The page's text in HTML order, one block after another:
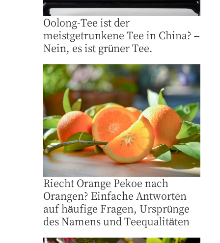
Oolong-Tee ist der
meistgetrunkene Tee in China? –
Nein, es ist grüner Tee.
Riecht Orange Pekoe nach
Orangen? Einfache Antworten
auf häufige Fragen, Ursprünge
des Namens und Teequalitäten